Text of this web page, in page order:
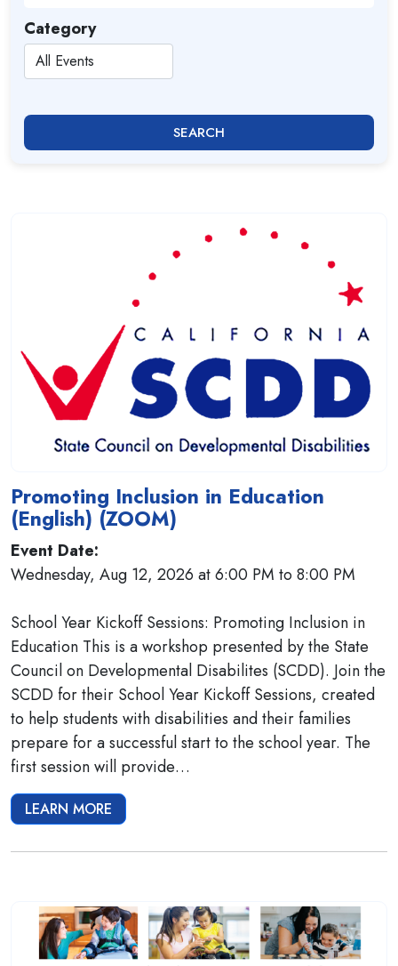
Category
SEARCH
Promoting Inclusion in Education
(English) (ZOOM)
Event Date:
Wednesday, Aug 12, 2026 at 6:00 PM to 8:00 PM
School Year Kickoff Sessions: Promoting Inclusion in
Education This is a workshop presented by the State
Council on Developmental Disabilites (SCDD). Join the
SCDD for their School Year Kickoff Sessions, created
to help students with disabilities and their families
prepare for a successful start to the school year. The
first session will provide…
LEARN MORE